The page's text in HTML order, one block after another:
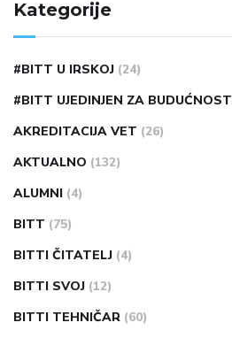
Kategorije
#BITT U IRSKOJ (24)
#BITT UJEDINJEN ZA BUDUĆNOST
AKREDITACIJA VET (26)
AKTUALNO (132)
ALUMNI (4)
BITT (75)
BITTI ČITATELJ (4)
BITTI SVOJ (12)
BITTI TEHNIČAR (60)